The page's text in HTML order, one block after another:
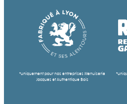
*uniquement pour nos entreprises Menuiserie
Jacques et Authentique Bois